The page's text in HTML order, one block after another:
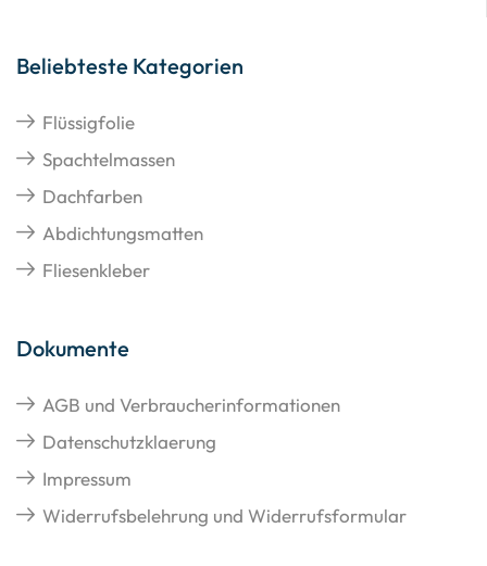
Beliebteste Kategorien
Flüssigfolie
Spachtelmassen
Dachfarben
Abdichtungsmatten
Fliesenkleber
Dokumente
AGB und Verbraucherinformationen
Datenschutzklaerung
Impressum
Widerrufsbelehrung und Widerrufsformular